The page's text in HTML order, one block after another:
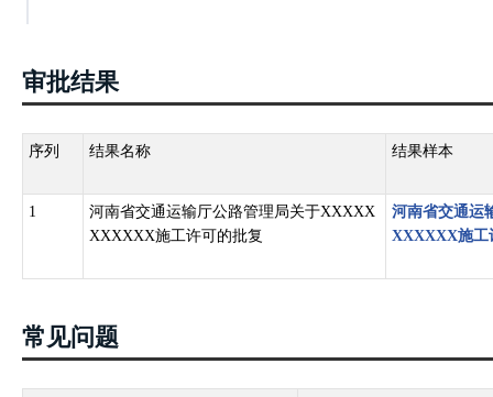
审批结果
序列 结果名称 结果样本
1
河南省交通运输厅公路管理局关于XXXXX
XXXXXX施工许可的批复
河南省交通运
XXXXXX施工
常见问题